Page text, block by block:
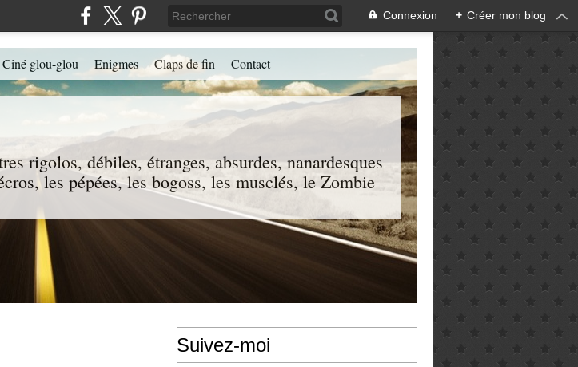
Connexion + Créer mon blog
rigolos, débiles, étranges, absurdes, nanardesques
les pépées, les bogoss, les musclés, le Zombie
Ciné glou-glou Enigmes Claps de fin Contact
Suivez-moi